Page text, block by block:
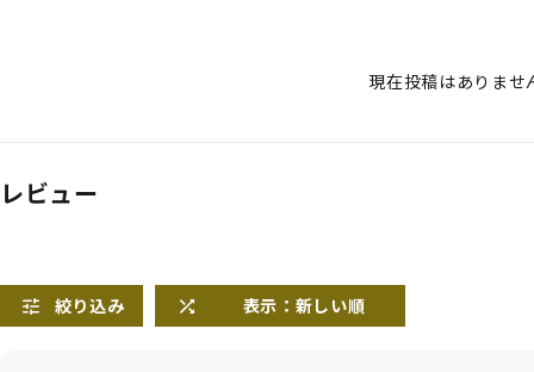
現在投稿はありませ
レビュー
絞り込み 表示：新しい順